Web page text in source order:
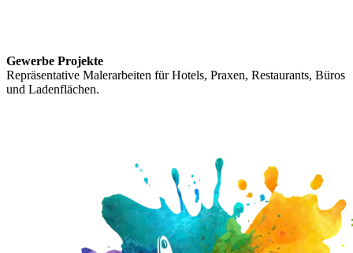
Gewerbe Projekte
Repräsentative Malerarbeiten für Hotels, Praxen, Restaurants, Büros
und Ladenflächen.